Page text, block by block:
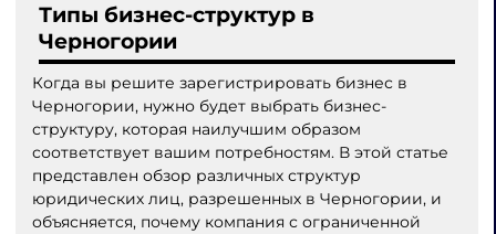
Типы бизнес-структур в
Черногории
Когда вы решите зарегистрировать бизнес в
Черногории, нужно будет выбрать бизнес-
структуру, которая наилучшим образом
соответствует вашим потребностям. В этой статье
представлен обзор различных структур
юридических лиц, разрешенных в Черногории, и
объясняется, почему компания с ограниченной